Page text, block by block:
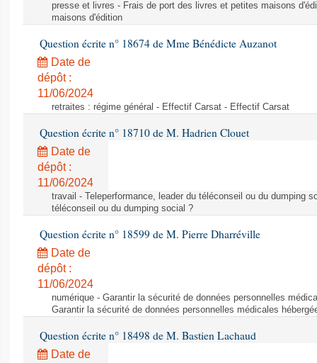
presse et livres - Frais de port des livres et petites maisons
maisons d'édition
Question écrite n° 18674 de Mme Bénédicte Auzanot
Date de
dépôt :
11/06/2024
retraites : régime général - Effectif Carsat - Effectif Carsat
Question écrite n° 18710 de M. Hadrien Clouet
Date de
dépôt :
11/06/2024
travail - Teleperformance, leader du téléconseil ou du dumping
téléconseil ou du dumping social ?
Question écrite n° 18599 de M. Pierre Dharréville
Date de
dépôt :
11/06/2024
numérique - Garantir la sécurité de données personnelles
Garantir la sécurité de données personnelles médicales
Question écrite n° 18498 de M. Bastien Lachaud
Date de